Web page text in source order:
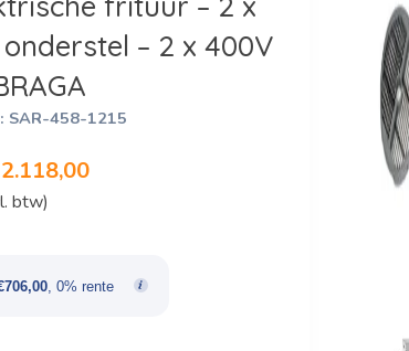
– 2 x 400V
SAR-458-1215
2.118,00Huidige
€2.118,00.
btw)
, 0% rente